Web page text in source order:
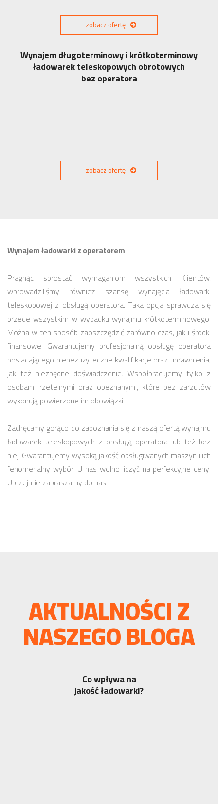
zobacz ofertę
Wynajem długoterminowy i krótkoterminowy
ładowarek teleskopowych obrotowych
bez operatora
zobacz ofertę
Wynajem ładowarki z operatorem
Pragnąc sprostać wymaganiom wszystkich Klientów,
wprowadziliśmy również szansę wynajęcia ładowarki
teleskopowej z obsługą operatora. Taka opcja sprawdza się
przede wszystkim w wypadku wynajmu krótkoterminowego.
Można w ten sposób zaoszczędzić zarówno czas, jak i środki
finansowe. Gwarantujemy profesjonalną obsługę operatora
posiadającego niebezużyteczne kwalifikacje oraz uprawnienia,
jak też niezbędne doświadczenie. Współpracujemy tylko z
osobami rzetelnymi oraz obeznanymi, które bez zarzutów
wykonują powierzone im obowiązki.
Zachęcamy gorąco do zapoznania się z naszą ofertą wynajmu
ładowarek teleskopowych z obsługą operatora lub też bez
niej. Gwarantujemy wysoką jakość obsługiwanych maszyn i ich
fenomenalny wybór. U nas wolno liczyć na perfekcyjne ceny.
Uprzejmie zapraszamy do nas!
AKTUALNOŚCI Z
NASZEGO BLOGA
Co wpływa na
jakość ładowarki?